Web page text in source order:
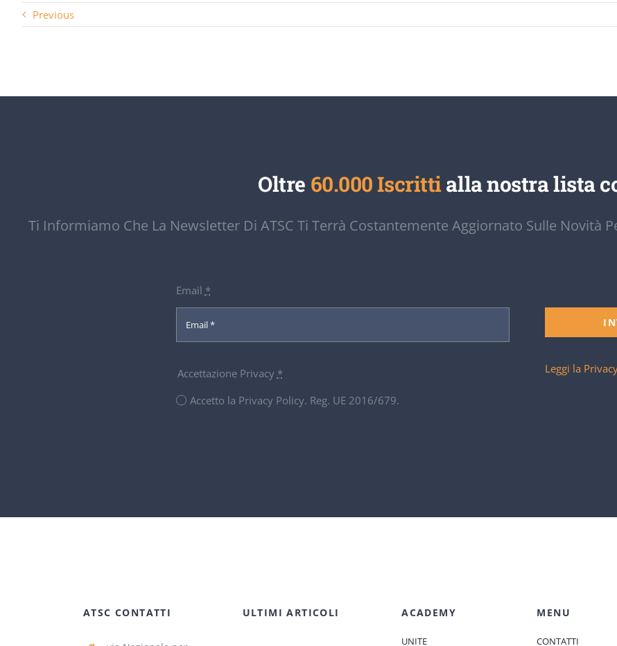
Previous
Oltre 60.000 Iscrittialla nostra lista
Ti Informiamo Che La Newsletter Di ATSC Ti Terrà Costantemente Aggiornato Sulle Novità
Email *
Accettazione Privacy *
Accetto la Privacy Policy. Reg. UE 2016/679.
Leggi la
ATSC CONTATTI ULTIMI ARTICOLI ACADEMY
UNITE
MENU
CONTATTI